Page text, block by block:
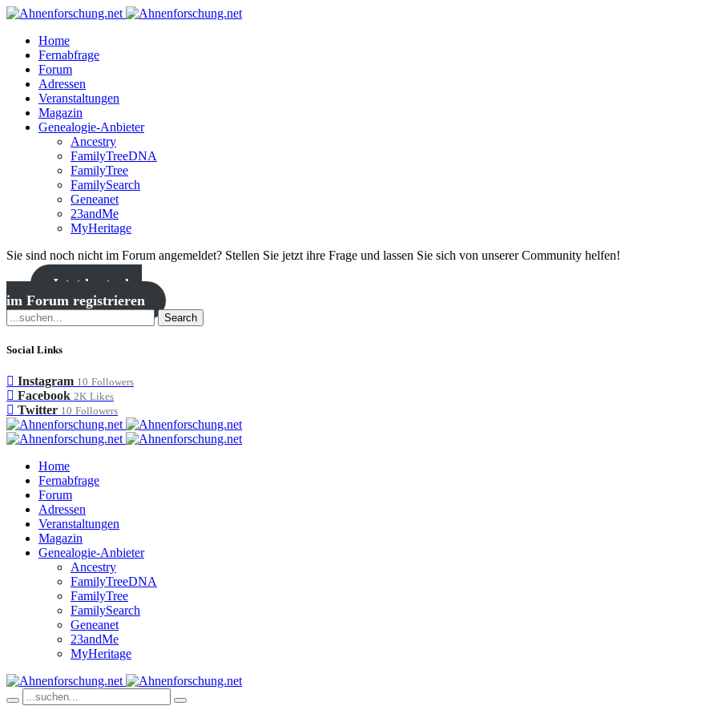
Home
Fernabfrage
Forum
Adressen
Veranstaltungen
Magazin
Genealogie-Anbieter
Ancestry
FamilyTreeDNA
FamilyTree
FamilySearch
Geneanet
23andMe
MyHeritage
Sie sind noch nicht im Forum angemeldet? Stellen Sie jetzt ihre Frage und lassen Sie sich von unserer Community helfen!
Jetzt kostenlos
im Forum registrieren
Search
Social Links
Instagram 10 Followers
Facebook 2K Likes
Twitter 10 Followers
Home
Fernabfrage
Forum
Adressen
Veranstaltungen
Magazin
Genealogie-Anbieter
Ancestry
FamilyTreeDNA
FamilyTree
FamilySearch
Geneanet
23andMe
MyHeritage